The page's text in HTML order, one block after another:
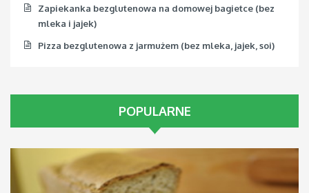
Zapiekanka bezglutenowa na domowej bagietce (bez
mleka i jajek)
Pizza bezglutenowa z jarmużem (bez mleka, jajek, soi)
POPULARNE